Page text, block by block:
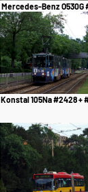
Mercedes-Benz O530G
Konstal 105Na #2428 +